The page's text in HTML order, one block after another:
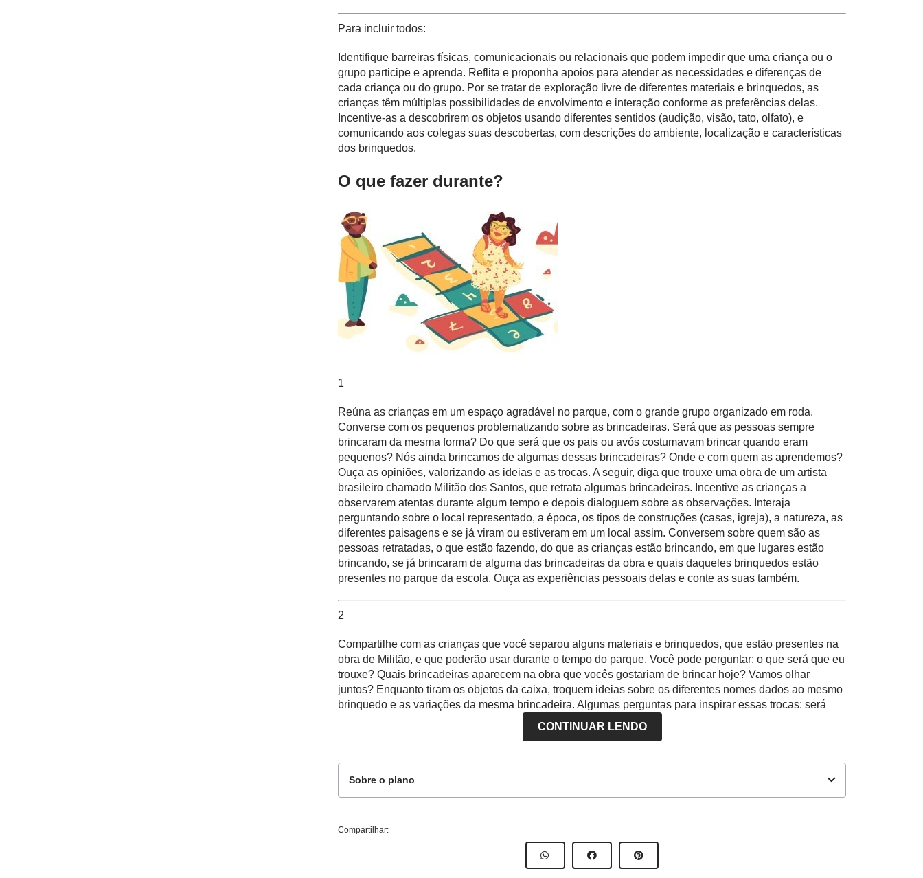
Para incluir todos:
Identifique barreiras físicas, comunicacionais ou relacionais que podem impedir que uma criança ou o
grupo participe e aprenda. Reflita e proponha apoios para atender as necessidades e diferenças de
cada criança ou do grupo. Por se tratar de exploração livre de diferentes materiais e brinquedos, as
crianças têm múltiplas possibilidades de envolvimento e interação conforme as preferências delas.
Incentive-as a descobrirem os objetos usando diferentes sentidos (audição, visão, tato, olfato), e
comunicando aos colegas suas descobertas, com descrições do ambiente, localização e características
dos brinquedos.
O que fazer durante?
1
Reúna as crianças em um espaço agradável no parque, com o grande grupo organizado em roda.
Converse com os pequenos problematizando sobre as brincadeiras. Será que as pessoas sempre
brincaram da mesma forma? Do que será que os pais ou avós costumavam brincar quando eram
pequenos? Nós ainda brincamos de algumas dessas brincadeiras? Onde e com quem as aprendemos?
Ouça as opiniões, valorizando as ideias e as trocas. A seguir, diga que trouxe uma obra de um artista
brasileiro chamado Militão dos Santos, que retrata algumas brincadeiras. Incentive as crianças a
observarem atentas durante algum tempo e depois dialoguem sobre as observações. Interaja
perguntando sobre o local representado, a época, os tipos de construções (casas, igreja), a natureza, as
diferentes paisagens e se já viram ou estiveram em um local assim. Conversem sobre quem são as
pessoas retratadas, o que estão fazendo, do que as crianças estão brincando, em que lugares estão
brincando, se já brincaram de alguma das brincadeiras da obra e quais daqueles brinquedos estão
presentes no parque da escola. Ouça as experiências pessoais delas e conte as suas também.
2
Compartilhe com as crianças que você separou alguns materiais e brinquedos, que estão presentes na
obra de Militão, e que poderão usar durante o tempo do parque. Você pode perguntar: o que será que eu
trouxe? Quais brincadeiras aparecem na obra que vocês gostariam de brincar hoje? Vamos olhar
juntos? Enquanto tiram os objetos da caixa, troquem ideias sobre os diferentes nomes dados ao mesmo
brinquedo e as variações da mesma brincadeira. Algumas perguntas para inspirar essas trocas: será
que o pião tem o mesmo nome em todos os lugares? Quem sabe brincar, já brincou? E a peteca, alguém
Se houver crianças provenientes de diferentes regiões do Brasil, ou mesmo de outros países, aproveite
esta diversidade e desenvolva com elas o diálogo sobre as diferenças culturais nas brincadeiras.
parque como desejarem, inclusive os brinquedos fixos, como balança, escorregador e casinha. A
ou empequenos grupos, conforme a preferência das crianças.
CONTINUAR LENDO
Sobre o plano
Este plano de atividade foi elaborado pelo Time de Autores NOVA ESCOLA
Compartilhar: